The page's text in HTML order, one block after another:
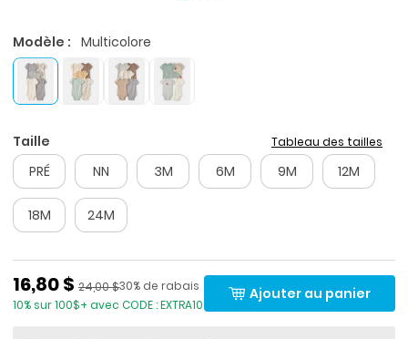
Modèle : Multicolore
Taille Tableau des tailles
PRÉ NN 3M 6M 9M 12M
18M 24M
Prix de solde
16,80 $ Pourcentage de rabais
30% de rabais
Prix ​​de détail suggéré par le fabricant
24,00 $
10% sur 100$+ avec CODE : EXTRA10
Ajouter au panier